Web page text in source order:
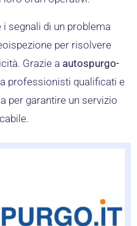
segnali di un problema
per risolvere
Grazie a autospurgo-
professionisti qualificati e
per garantire un servizio